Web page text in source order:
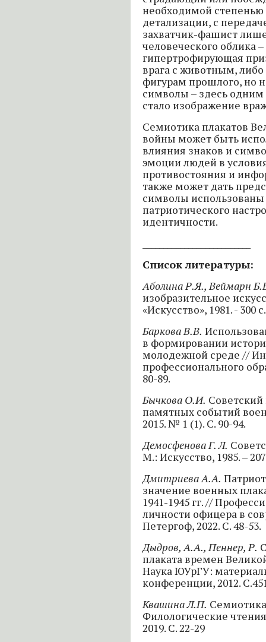
необходимой степенью
детализации, с
захватчик-фашист
человеческого облика
гипертрофирующая
врага с животным,
фигурам прошлого, но
символы – здесь одним
стало изображение
Семиотика плакатов
войны может быть
влияния знаков и
эмоции людей в
противостояния и
также может дать
символы
патриотического
идентичности.
Список литературы:
Аболина Р.Я., Веймарн
изобразительное
«Искусство», 1981. - 300 с.
Баркова В.В.
в формировании
молодежной среде //
профессионального
80-89.
Бычкова О.И. Советский
памятных событий
2015. № 1 (1). С. 90-94.
Демосфенова Г. Л.
М.: Искусство, 1985. –
Дмитриева А.А.
значение военных
1941-1945 гг. //
личности офицера в
Петергоф, 2022. С. 48-53.
Дыдров, А.А., Пеннер, Р.
плаката времен
Наука ЮУрГУ:
конференции, 2012.
Квашина Л.П.
Филологические
2019. С. 22-29